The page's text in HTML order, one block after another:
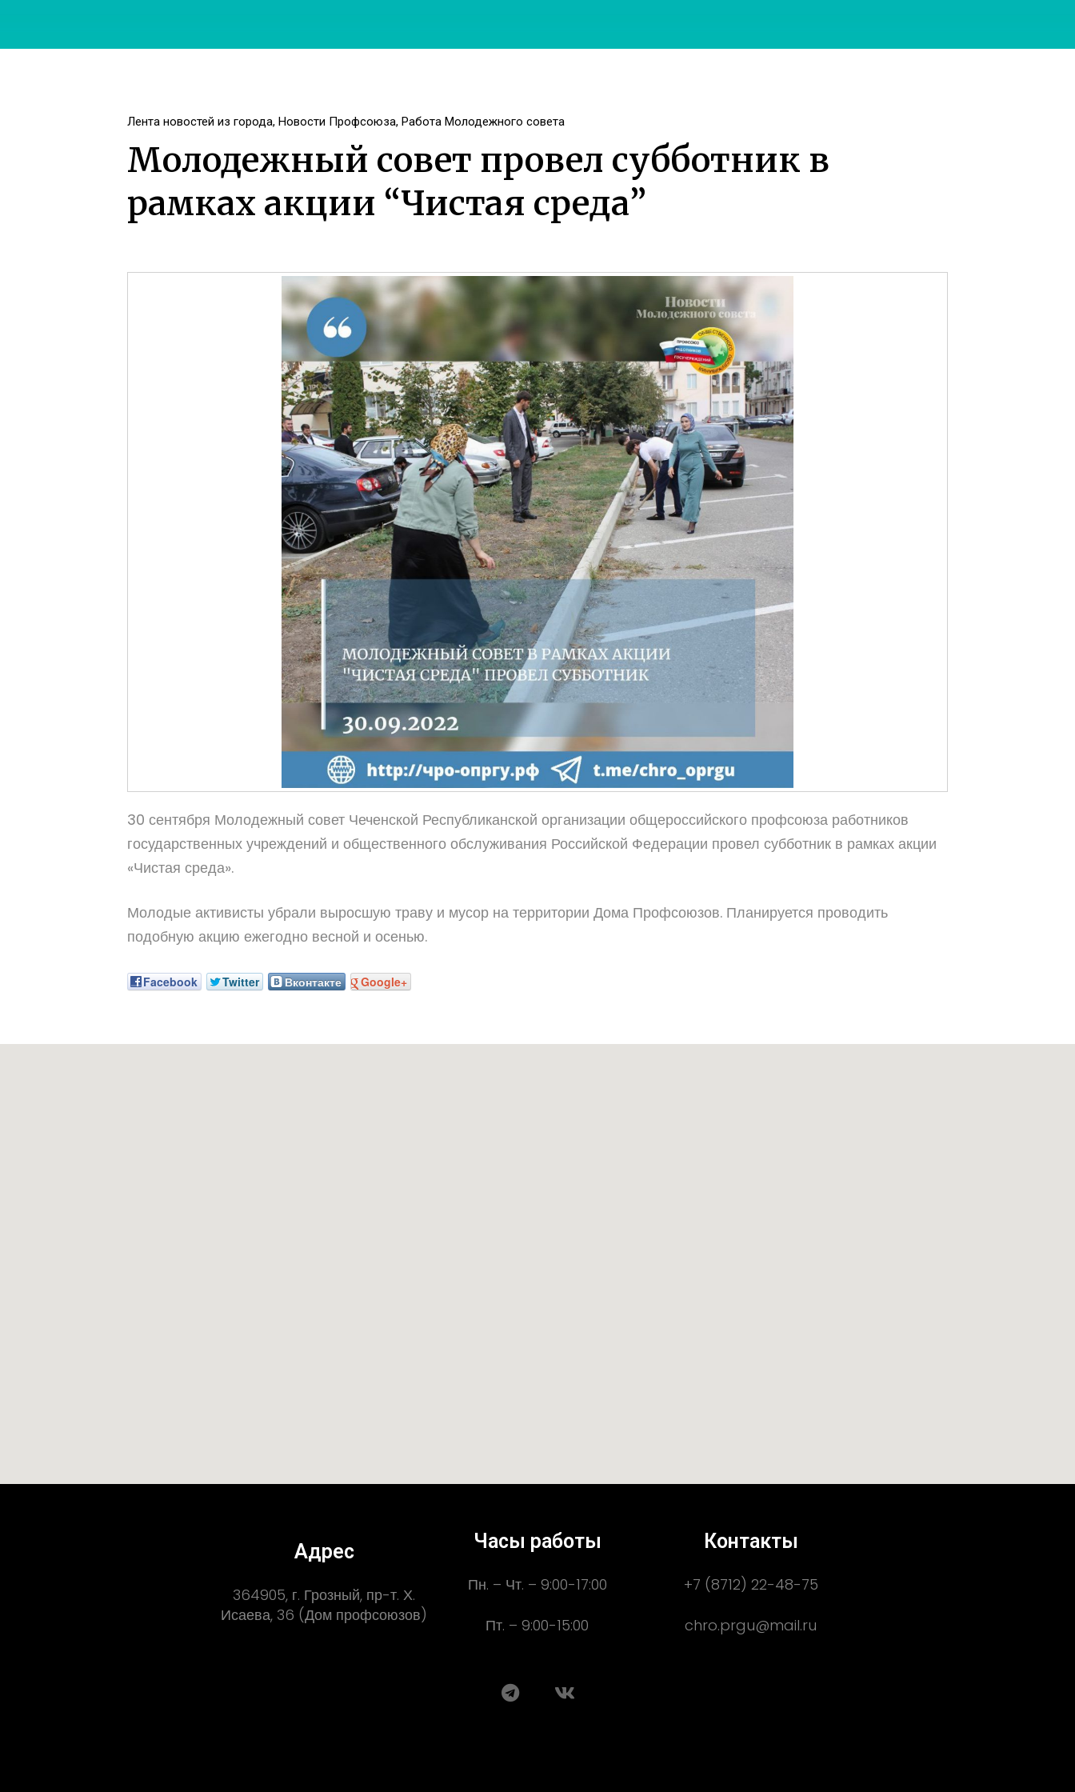
Лента новостей из города, Новости Профсоюза, Работа Молодежного совета
Молодежный совет провел субботник в
рамках акции “Чистая среда”
30 сентября Молодежный совет Чеченской Республиканской организации общероссийского профсоюза работников
государственных учреждений и общественного обслуживания Российской Федерации провел субботник в рамках акции
«Чистая среда».
Молодые активисты убрали выросшую траву и мусор на территории Дома Профсоюзов. Планируется проводить
подобную акцию ежегодно весной и осенью.
Facebook Twitter Вконтакте Google+
Адрес
364905, г. Грозный, пр-т. Х.
Исаева, 36 (Дом профсоюзов)
Часы работы
Пн. – Чт. – 9:00-17:00
Пт. – 9:00-15:00
Контакты
+7 (8712) 22-48-75
chro.prgu@mail.ru